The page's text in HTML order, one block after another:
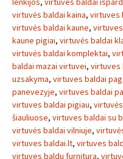
virtuvės baldai kaina, virtuves
virtuvės baldai kaune,
kaune pigiai, virtuvės baldai
virtuvės baldai komplektai,
baldai mazai virtuvei, virtuves
uzsakyma, virtuves baldai
panevezyje, virtuves baldai
virtuves baldai pigiau,
šiauliuose, virtuves baldai su
virtuvės baldai vilniuje,
virtuves baldai.lt, virtuves
virtuves baldu furnitura,